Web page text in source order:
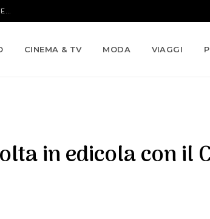
CINEMA & TV MODA VIAGGI
in edicola con il